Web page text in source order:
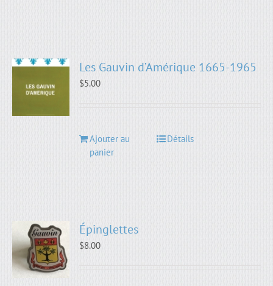
Les Gauvin d’Amérique 1665-1965
$5.00
Ajouter au
panier
Détails
Épinglettes
$8.00